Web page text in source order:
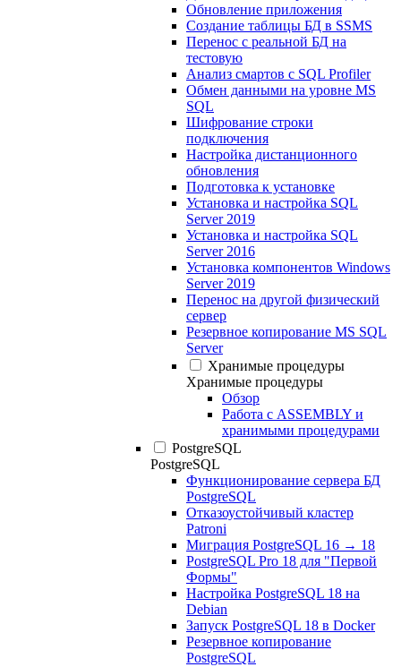
Обновление приложения
Создание таблицы БД в SSMS
Перенос с реальной БД на
тестовую
Анализ смартов с SQL Profiler
Обмен данными на уровне MS
SQL
Шифрование строки
подключения
Настройка дистанционного
обновления
Подготовка к установке
Установка и настройка SQL
Server 2019
Установка и настройка SQL
Server 2016
Установка компонентов Windows
Server 2019
Перенос на другой физический
сервер
Резервное копирование MS SQL
Server
Хранимые процедуры
Хранимые процедуры
Обзор
Работа с ASSEMBLY и
хранимыми процедурами
PostgreSQL
PostgreSQL
Функционирование сервера БД
PostgreSQL
Отказоустойчивый кластер
Patroni
Миграция PostgreSQL 16 → 18
PostgreSQL Pro 18 для "Первой
Формы"
Настройка PostgreSQL 18 на
Debian
Запуск PostgreSQL 18 в Docker
Резервное копирование
PostgreSQL